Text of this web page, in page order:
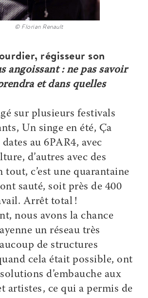
© Florian Renault
régisseur son
angoissant : ne pas savoir
et dans quelles
sur plusieurs festivals
Un singe en été, Ça
au 6PAR4, avec
d’autres avec des
c’est une quarantaine
sauté, soit près de 400
Arrêt total !
nous avons la chance
un réseau très
de structures
cela était possible, ont
d’embauche aux
artistes, ce qui a permis de